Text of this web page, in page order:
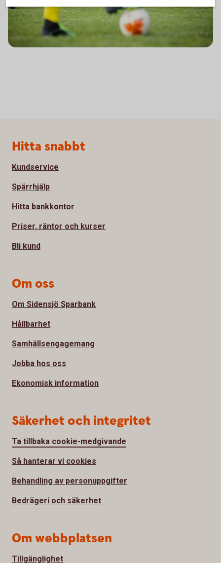
Sidfot
Hitta snabbt
Kundservice
Spärrhjälp
Hitta bankkontor
Priser, räntor och kurser
Bli kund
Om oss
Om Sidensjö Sparbank
Hållbarhet
Samhällsengagemang
Jobba hos oss
Ekonomisk information
Säkerhet och integritet
Ta tillbaka cookie-medgivande
Så hanterar vi cookies
Behandling av personuppgifter
Bedrägeri och säkerhet
Om webbplatsen
Tillgänglighet